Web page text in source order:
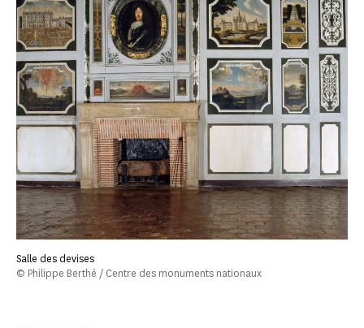
Salle des devises
© Philippe Berthé / Centre des monuments nationaux